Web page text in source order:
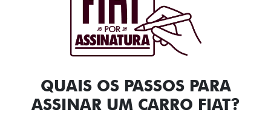
QUAIS OS PASSOS PARA
ASSINAR UM CARRO FIAT?​